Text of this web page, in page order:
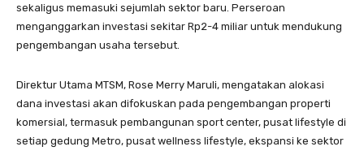
sekaligus memasuki sejumlah sektor baru. Perseroan
menganggarkan investasi sekitar Rp2-4 miliar untuk mendukung
pengembangan usaha tersebut.
Direktur Utama MTSM, Rose Merry Maruli, mengatakan alokasi
dana investasi akan difokuskan pada pengembangan properti
komersial, termasuk pembangunan sport center, pusat lifestyle di
setiap gedung Metro, pusat wellness lifestyle, ekspansi ke sektor